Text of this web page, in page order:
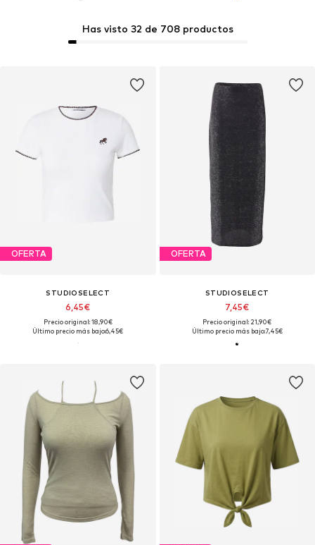
Has visto 32 de 708 productos
OFERTA
STUDIOSELECT
6,45€
Precio original: 18,90€
Último precio más bajo:6,45€
OFERTA
STUDIOSELECT
7,45€
Precio original: 21,90€
Último precio más bajo:7,45€